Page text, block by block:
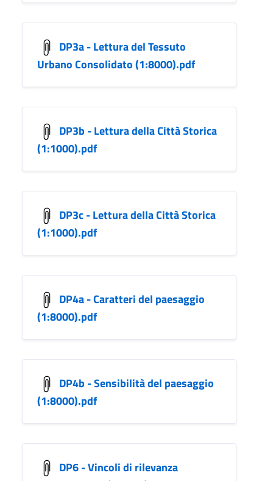
DP3a - Lettura del Tessuto
Urbano Consolidato (1:8000).pdf
DP3b - Lettura della Città Storica
(1:1000).pdf
DP3c - Lettura della Città Storica
(1:1000).pdf
DP4a - Caratteri del paesaggio
(1:8000).pdf
DP4b - Sensibilità del paesaggio
(1:8000).pdf
DP6 - Vincoli di rilevanza